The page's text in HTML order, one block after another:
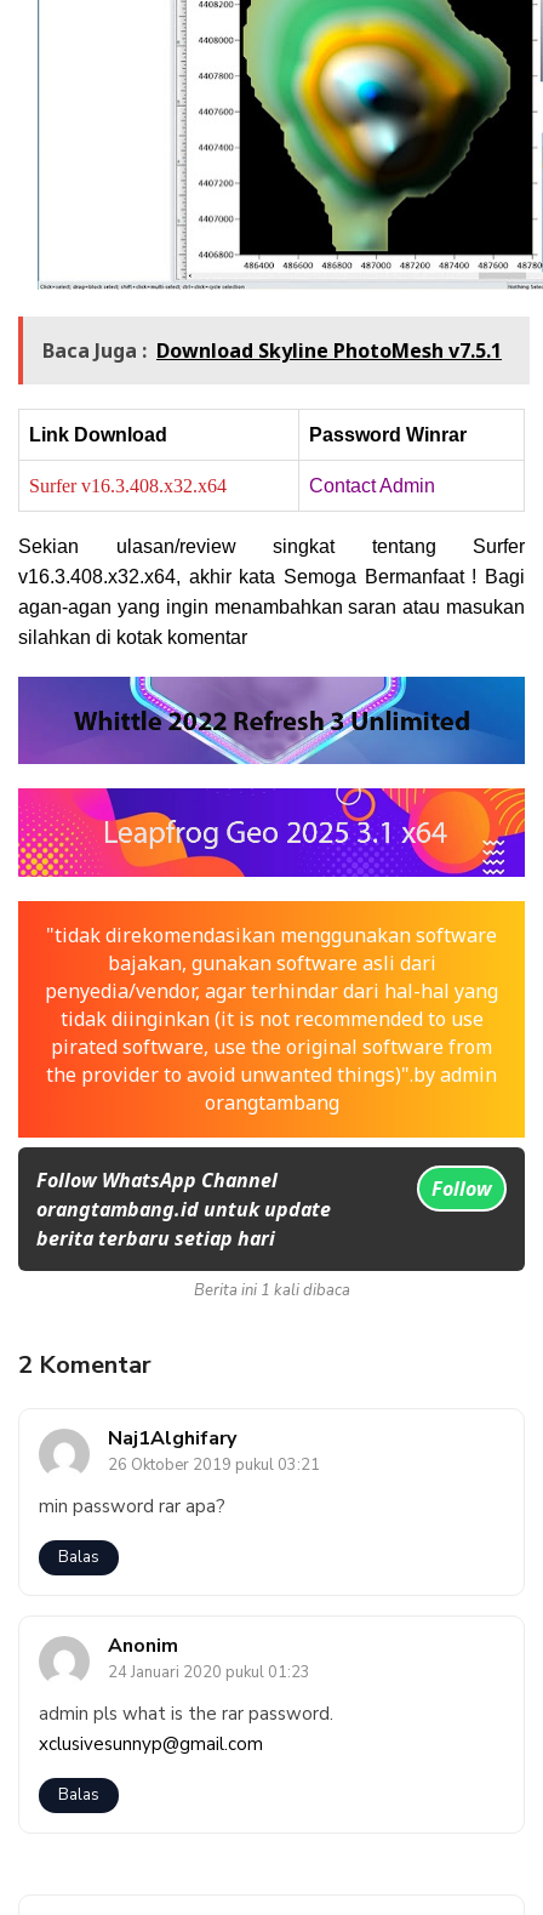
Baca Juga : Download Skyline PhotoMesh v7.5.1
Link Download Password Winrar
Surfer v16.3.408.x32.x64 Contact Admin
Sekian ulasan/review singkat tentang Surfer
v16.3.408.x32.x64, akhir kata Semoga Bermanfaat ! Bagi
agan-agan yang ingin menambahkan saran atau masukan
silahkan di kotak komentar
"tidak direkomendasikan menggunakan software
bajakan, gunakan software asli dari
penyedia/vendor, agar terhindar dari hal-hal yang
tidak diinginkan (it is not recommended to use
pirated software, use the original software from
the provider to avoid unwanted things)".by admin
orangtambang
Follow WhatsApp Channel
orangtambang.id untuk update
berita terbaru setiap hari
Follow
Berita ini 1 kali dibaca
2 Komentar
Naj1Alghifary
26 Oktober 2019 pukul 03:21
min password rar apa?
Balas
Anonim
24 Januari 2020 pukul 01:23
admin pls what is the rar password.
xclusivesunnyp@gmail.com
Balas